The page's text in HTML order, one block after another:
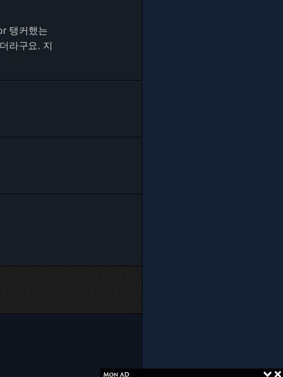
탱커했는
라구요. 지